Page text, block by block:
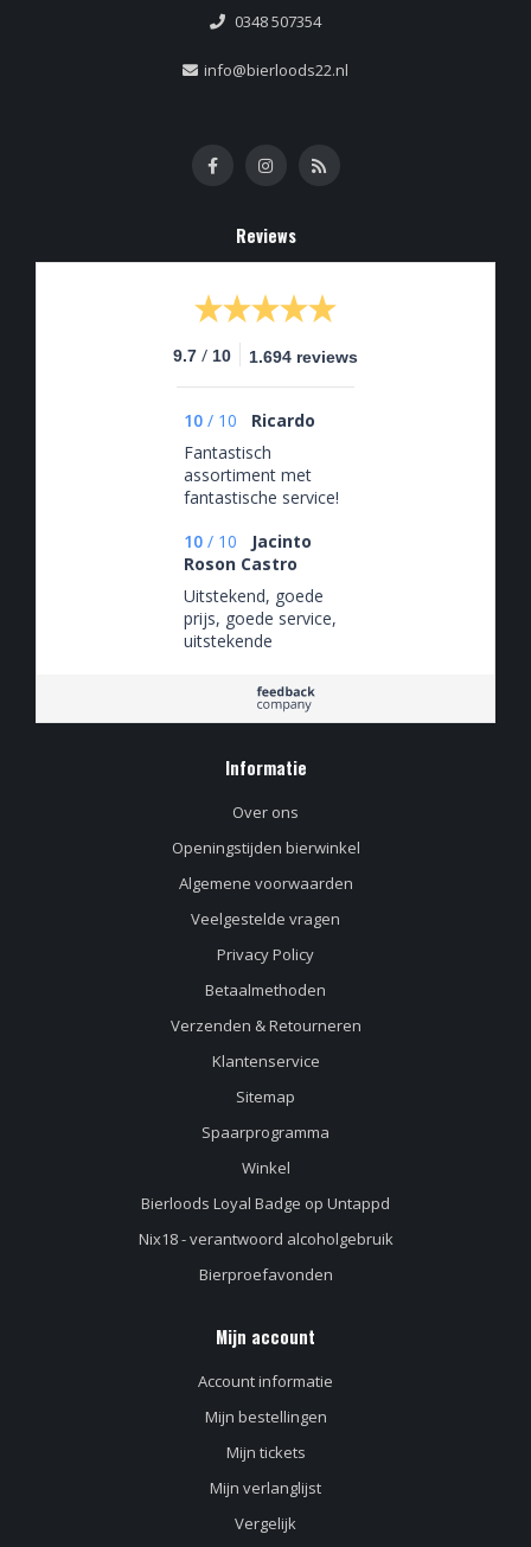
0348 507354
info@bierloods22.nl
Reviews
9.7 / 10 1.694 reviews
10 / 10
Ricardo
Fantastisch
assortiment met
fantastische service!
10 / 10
Jacinto
Roson Castro
Uitstekend, goede
prijs, goede service,
uitstekende
de verkoper.
Informatie
Over ons
Openingstijden bierwinkel
Algemene voorwaarden
Veelgestelde vragen
Privacy Policy
Betaalmethoden
Verzenden & Retourneren
Klantenservice
Sitemap
Spaarprogramma
Winkel
Bierloods Loyal Badge op Untappd
Nix18 - verantwoord alcoholgebruik
Bierproefavonden
Mijn account
Account informatie
Mijn bestellingen
Mijn tickets
Mijn verlanglijst
Vergelijk